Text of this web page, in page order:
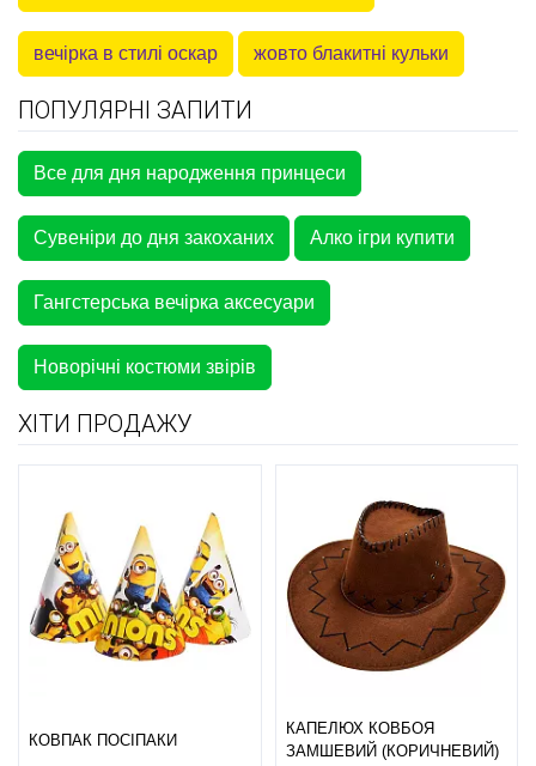
вечірка в стилі оскар жовто блакитні кульки
ПОПУЛЯРНІ ЗАПИТИ
Все для дня народження принцеси
Сувеніри до дня закоханих Алко ігри купити
Гангстерська вечірка аксесуари
Новорічні костюми звірів
ХІТИ ПРОДАЖУ
КОВПАК ПОСІПАКИ
КАПЕЛЮХ КОВБОЯ
ЗАМШЕВИЙ (КОРИЧНЕВИЙ)